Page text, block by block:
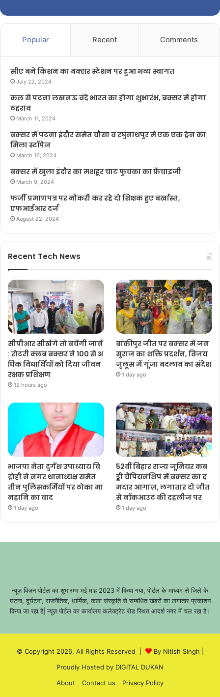
Popular Recent Comments
सीए बने किशन का बक्सर स्टेशन पर हुआ भव्य स्वागत
July 22, 2024
कल से पटना लखनऊ वंदे भारत का होगा शुभारंभ, बक्सर में होगा
ठहराव
March 11, 2024
बक्सर में पटना इंदौर समेत चौसा व रघुनाथपुर में एक एक ट्रेन का
मिला स्टॉपेज
March 16, 2024
बक्सर में खुला इंदौर का मशहूर चाट फुचका का फ्रेंचाइजी
March 9, 2024
फर्जी प्रमाणपत्र पर नौकरी कर रहे दो शिक्षक हुए बर्खास्त,
एफआईआर दर्ज
August 22, 2024
Recent Tech News
सीपीआर सीखेंगे तो बचेंगी जानें
: रोटरी क्लब बक्सर ने 100 से अ
धिक विद्यार्थियों को दिया जीवन
रक्षक प्रशिक्षण
12 hours ago
बांकीपुर जीत पर बक्सर में जन
सुराज का शक्ति प्रदर्शन, विजय
जुलूस में गूंजा बदलाव का संदेश
1 day ago
भाजपा नेता दुर्गेश उपाध्याय वि
द्रोही ने नगर थानाध्यक्ष समेत
तीन पुलिसकर्मियों पर ठोका मा
नहानि का वाद
1 day ago
52वीं बिहार राज्य जूनियर कब
ड्डी चैंपियनशिप में बक्सर का द
मदार आगाज़, लगातार दो जीत
से नॉकआउट की दहलीज पर
1 day ago
न्यूज़ विज़न पोर्टल का शुभारम्भ मई माह 2023 में किया गया, पोर्टल के माध्यम से जिले के
घटना, दुर्घटना, राजनैतिक, धार्मिक, कला संस्कृति से सम्बंधित खबरों का लगातार प्रकाशन
किया जा रहा है| न्यूज़ पोर्टल का कार्यालय कलेक्ट्रेट रोड स्थित आदर्श नगर में चल रहा है।
© Copyright 2026, All Rights Reserved | By Nitish Singh
Proudly Hosted by DIGITAL DUKAN
About
Contact us Privacy Policy